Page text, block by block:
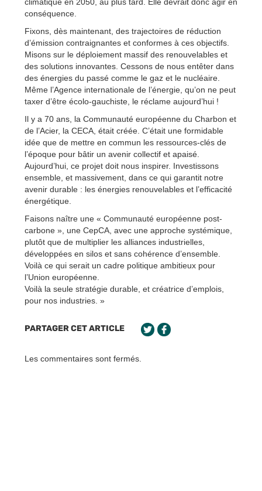
conséquence.
Fixons, dès maintenant, des trajectoires de réduction
d’émission contraignantes et conformes à ces objectifs.
Misons sur le déploiement massif des renouvelables et
des solutions innovantes. Cessons de nous entêter dans
des énergies du passé comme le gaz et le nucléaire.
Même l’Agence internationale de l’énergie, qu’on ne peut
taxer d’être écolo-gauchiste, le réclame aujourd’hui !
Il y a 70 ans, la Communauté européenne du Charbon et
de l’Acier, la CECA, était créée. C’était une formidable
idée que de mettre en commun les ressources-clés de
l’époque pour bâtir un avenir collectif et apaisé.
Aujourd’hui, ce projet doit nous inspirer. Investissons
ensemble, et massivement, dans ce qui garantit notre
avenir durable : les énergies renouvelables et l’efficacité
énergétique.
Faisons naître une « Communauté européenne post-
carbone », une CepCA, avec une approche systémique,
plutôt que de multiplier les alliances industrielles,
développées en silos et sans cohérence d’ensemble.
Voilà ce qui serait un cadre politique ambitieux pour
l’Union européenne.
Voilà la seule stratégie durable, et créatrice d’emplois,
pour nos industries. »
PARTAGER CET ARTICLE
Les commentaires sont fermés.